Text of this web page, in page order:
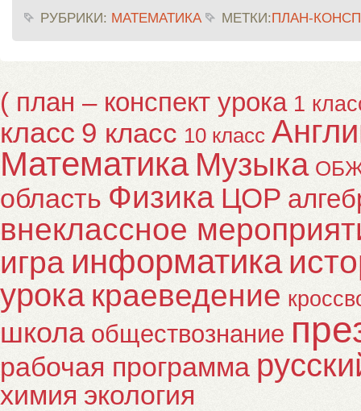
РУБРИКИ: МАТЕМАТИКА МЕТКИ:ПЛАН-
( план – конспект урока 1
класс 9 класс 10 класс
Математика Музыка
область Физика ЦОР
внеклассное
игра информатика
урока краеведение
школа обществознание
рабочая программа
химия экология